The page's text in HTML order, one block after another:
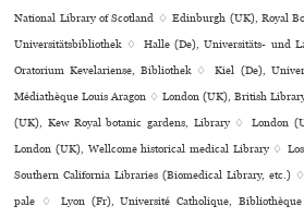
National Library of Scotland ♢ Edinburgh (UK), Royal
Universitätsbibliothek ♢ Halle (De), Universitäts- und
Oratorium Kevelariense, Bibliothek ♢ Kiel (De),
Médiathèque Louis Aragon ♢ London (UK), British
(UK), Kew Royal botanic gardens, Library ♢ London
London (UK), Wellcome his­to­ri­cal medi­cal Library ♢
Southern California Libraries (Biomedical Library,
pale ♢ Lyon (Fr), Université Catholique,